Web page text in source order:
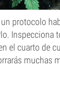
protocolo
Inspecciona
el cuarto de
muchas